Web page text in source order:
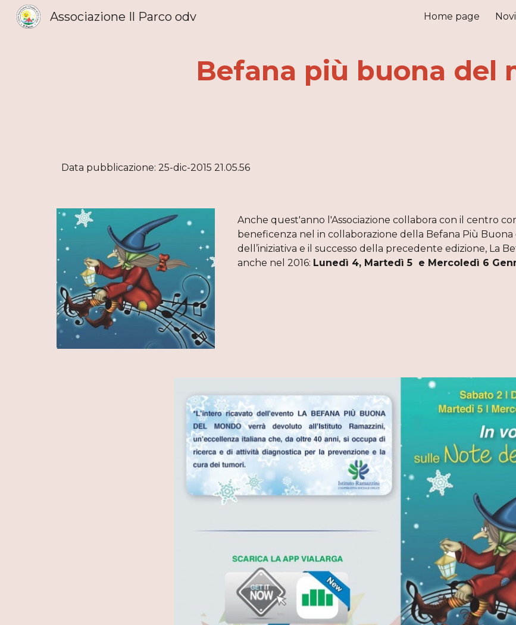
Skip to
Associazione Il Parco odv Home page
Befana più buona del
Data pubblicazione: 25-dic-2015 21.05.56
Anche quest'anno l'Associazione collabora con il centro
beneficenza nel in collaborazione della Befana Più
dell’iniziativa e il successo della precedente edizione, La
anche nel 2016: Lunedì 4, Martedì 5  e Mercoledì 6